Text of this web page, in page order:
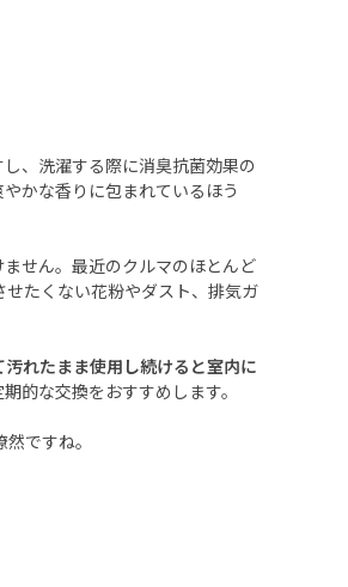
、洗濯する際に消臭抗菌効果の
かな香りに包まれているほう
せん。最近のクルマのほとんど
たくない花粉やダスト、排気ガ
汚れたまま使用し続けると室内に
的な交換をおすすめします。
ですね。